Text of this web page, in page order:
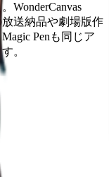
WonderCanvas
送納品や劇場版作
Penも同じア
。